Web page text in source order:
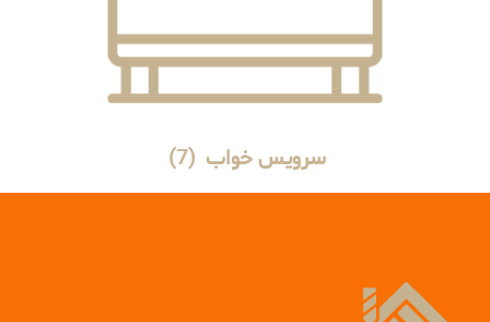
سرویس خواب (7)